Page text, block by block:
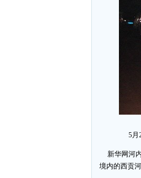
5月
新华网河内
境内的西贡